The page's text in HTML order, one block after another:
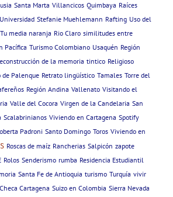
Santa Marta Villancicos Quimbaya Raíces
Universidad Stefanie Muehlemann Rafting Uso del
Tu media naranja Rio Claro similitudes entre
Pacífica Turismo Colombiano Usaquén Región
de la memoria tintico Religioso
de Palenque Retrato lingüístico Tamales Torre del
Región Andina Vallenato Visitando el
Valle del Cocora Virgen de la Candelaria San
Scalabrinianos Viviendo en Cartagena Spotify
Padroni Santo Domingo Toros Viviendo en
Roscas de maíz Rancherias Salpicón zapote
Rolos Senderismo rumba Residencia Estudiantil
Santa Fe de Antioquia turismo Turquía vivir
Cartagena Suizo en Colombia Sierra Nevada